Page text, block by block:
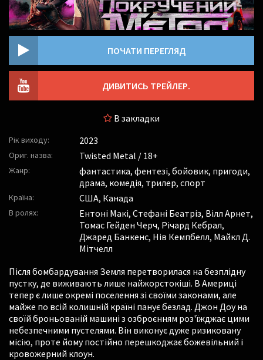
ПОЧАТИ ПЕРЕГЛЯД
ДИВИТИСЬ ТРЕЙЛЕР.
В закладки
Рік виходу: 2023
Ориг. назва: Twisted Metal / 18+
Жанр:
фантастика, фентезі, бойовик, пригоди,
драма, комедія, трилер, спорт
Країна: США, Канада
В ролях: Ентоні Макі, Стефані Беатріз, Вілл Арнет,
Томас Гейден Черч, Річард Кебрал,
Джаред Банкенс, Нів Кемпбелл, Майкл Д.
Мітчелл
Після бомбардування Земля перетворилася на безплідну
пустку, де виживають лише найжорстокіші. В Америці
тепер є лише окремі поселення зі своїми законами, але
майже по всій колишній країні панує безлад. Джон Доу на
своїй броньованій машині з озброєнням роз'їжджає цими
небезпечними пустелями. Він виконує дуже ризиковану
місію, проте йому постійно перешкоджає божевільний і
кровожерний клоун.